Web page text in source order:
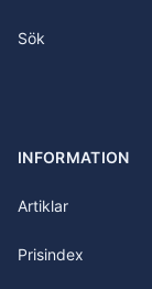
Sök
INFORMATION
Artiklar
Prisindex